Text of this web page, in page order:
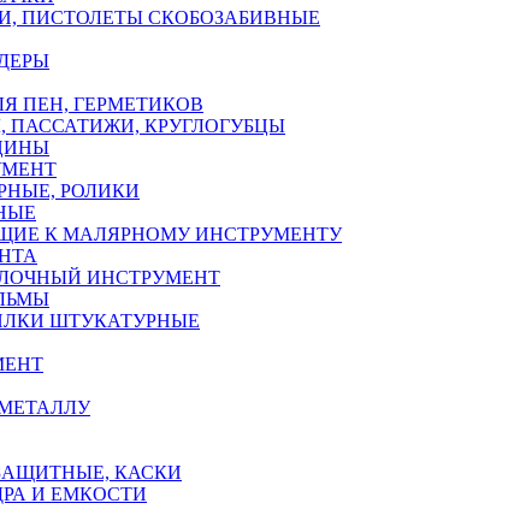
ПИСТОЛЕТЫ СКОБОЗАБИВНЫЕ
ПЕН, ГЕРМЕТИКОВ
ПАССАТИЖИ, КРУГЛОГУБЦЫ
РОЛИКИ
К МАЛЯРНОМУ ИНСТРУМЕНТУ
ИНСТРУМЕНТ
ШТУКАТУРНЫЕ
КАСКИ
И ЕМКОСТИ